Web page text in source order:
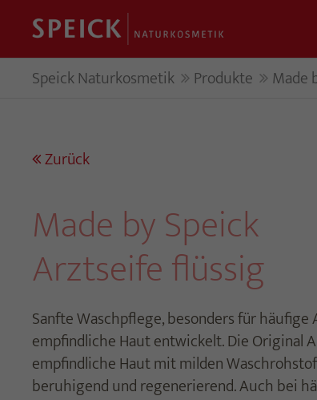
Speick Naturkosmetik
Produkte Made
Zurück
Made by Speick
Arztseife flüssig
Sanfte Waschpflege, besonders für
empfindliche Haut entwickelt. Die Original
empfindliche Haut mit milden
beruhigend und regenerierend. Auch bei